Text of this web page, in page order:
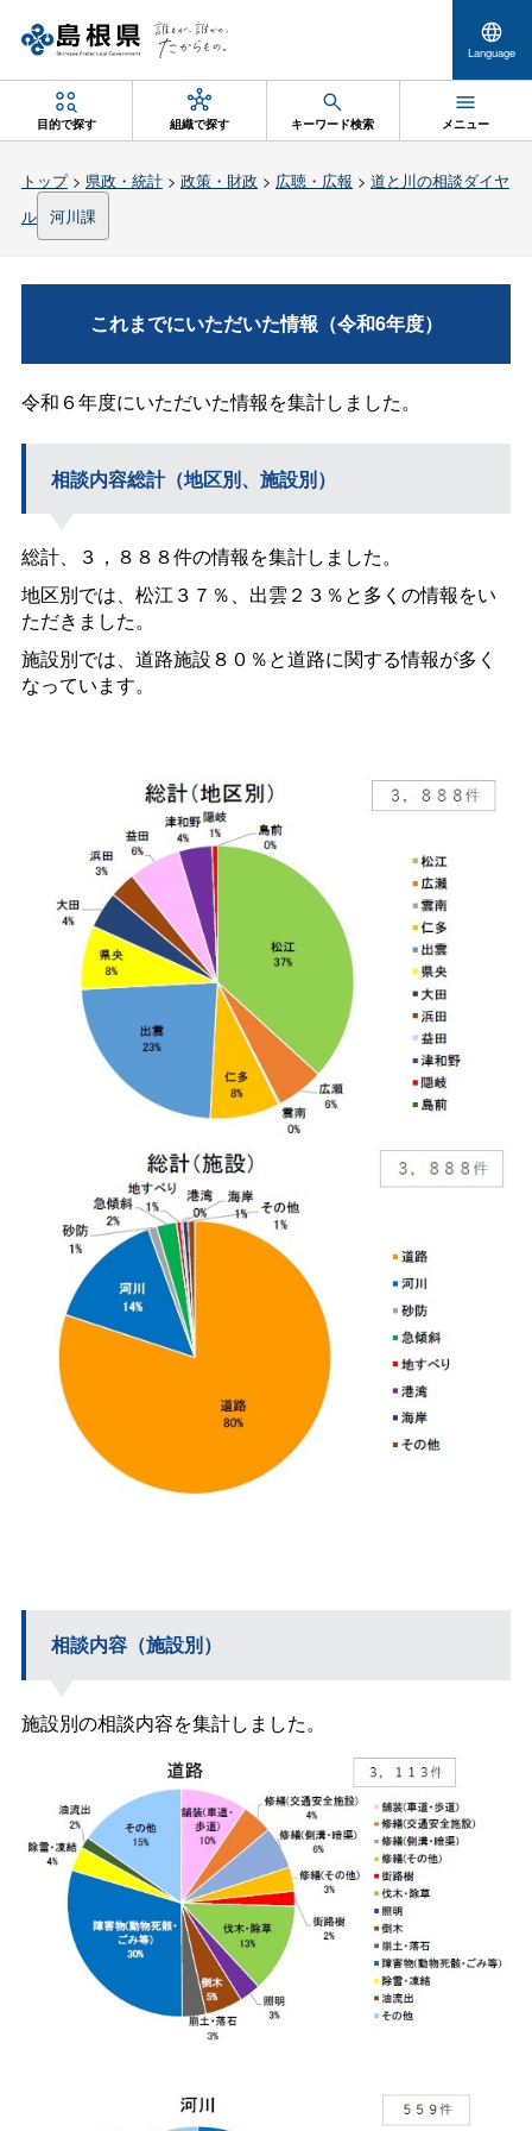
Language
目的で探す 組織で探す キーワード検索 メニュー
トップ> 県政・統計> 政策・財政 > 広聴・広報 > 道と川の相談ダイヤ
ル 河川課
これまでにいただいた情報（令和6年度）
令和６年度にいただいた情報を集計しました。
相談内容総計（地区別、施設別）
総計、３，８８８件の情報を集計しました。
地区別では、松江３７％、出雲２３％と多くの情報をい
ただきました。
施設別では、道路施設８０％と道路に関する情報が多く
なっています。
相談内容（施設別）
施設別の相談内容を集計しました。